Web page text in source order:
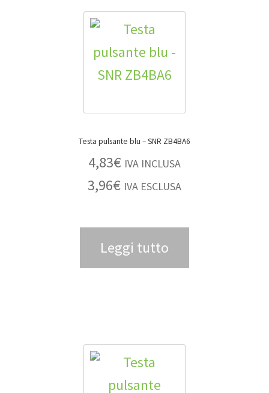
Testa pulsante blu – SNR ZB4BA6
4,83€ IVA INCLUSA
3,96€ IVA ESCLUSA
Leggi tutto